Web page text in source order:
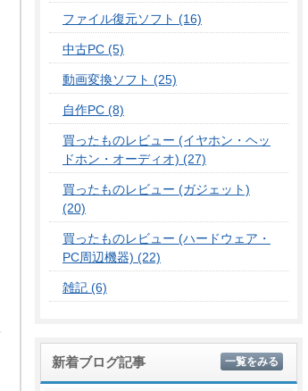
ファイル復元ソフト (16)
中古PC (5)
動画変換ソフト (25)
自作PC (8)
買ったものレビュー (イヤホン・ヘッ
ドホン・オーディオ) (27)
買ったものレビュー (ガジェット)
(20)
買ったものレビュー (ハードウェア・
PC周辺機器) (22)
雑記 (6)
新着ブログ記事 一覧をみる